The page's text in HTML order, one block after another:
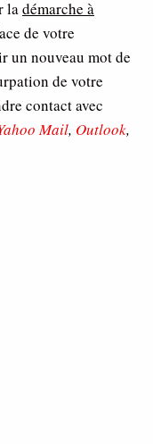
ladémarche à
de votre
un nouveau mot de
de votre
contact avec
Mail, Outlook,